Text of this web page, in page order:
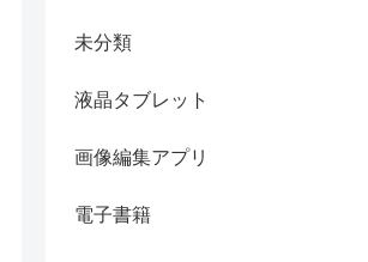
未分類
液晶タブレット
画像編集アプリ
電子書籍